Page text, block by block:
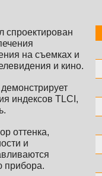
спроектирован
на съемках и
и кино.
индексов TLCI,
оттенка,
и
прибора.